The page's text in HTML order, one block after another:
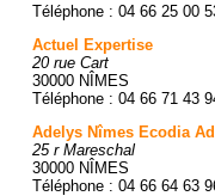
Téléphone : 04 66 25 00
Actuel Expertise
20 rue Cart
30000 NÎMES
Téléphone : 04 66 71 43
Adelys Nîmes Ecodia
25 r Mareschal
30000 NÎMES
Téléphone : 04 66 64 63